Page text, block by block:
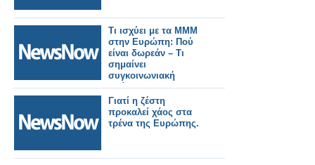
Τι ισχύει με τα ΜΜΜ
στην Ευρώπη: Πού
είναι δωρεάν – Tι
σημαίνει
συγκοινωνιακή
φτώχεια.
Γιατί η ζέστη
προκαλεί χάος στα
τρένα της Ευρώπης.